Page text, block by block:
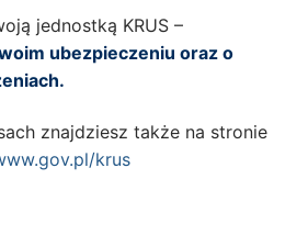
jednostką KRUS –
ubezpieczeniu oraz o
znajdziesz także na stronie
krus